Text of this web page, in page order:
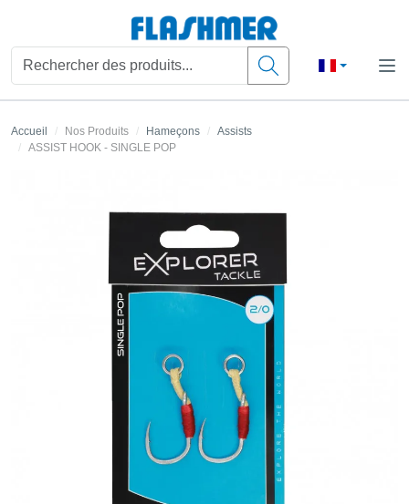
Accueil Nos Produits Hameçons
Assists
ASSIST HOOK - SINGLE POP